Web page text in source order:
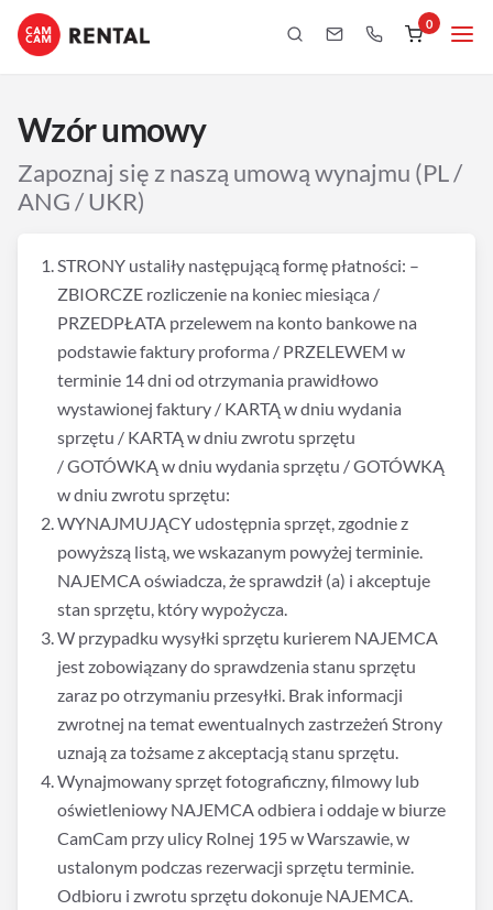
0
Wzór umowy
Zapoznaj się z naszą umową wynajmu (PL /
ANG / UKR)
STRONY ustaliły następującą formę płatności: –
ZBIORCZE rozliczenie na koniec miesiąca /
PRZEDPŁATA przelewem na konto bankowe na
podstawie faktury proforma / PRZELEWEM w
terminie 14 dni od otrzymania prawidłowo
wystawionej faktury / KARTĄ w dniu wydania
sprzętu / KARTĄ w dniu zwrotu sprzętu
/ GOTÓWKĄ w dniu wydania sprzętu / GOTÓWKĄ
w dniu zwrotu sprzętu:
WYNAJMUJĄCY udostępnia sprzęt, zgodnie z
powyższą listą, we wskazanym powyżej terminie.
NAJEMCA oświadcza, że sprawdził (a) i akceptuje
stan sprzętu, który wypożycza.
W przypadku wysyłki sprzętu kurierem NAJEMCA
jest zobowiązany do sprawdzenia stanu sprzętu
zaraz po otrzymaniu przesyłki. Brak informacji
zwrotnej na temat ewentualnych zastrzeżeń Strony
uznają za tożsame z akceptacją stanu sprzętu.
Wynajmowany sprzęt fotograficzny, filmowy lub
oświetleniowy NAJEMCA odbiera i oddaje w biurze
CamCam przy ulicy Rolnej 195 w Warszawie, w
ustalonym podczas rezerwacji sprzętu terminie.
Odbioru i zwrotu sprzętu dokonuje NAJEMCA.